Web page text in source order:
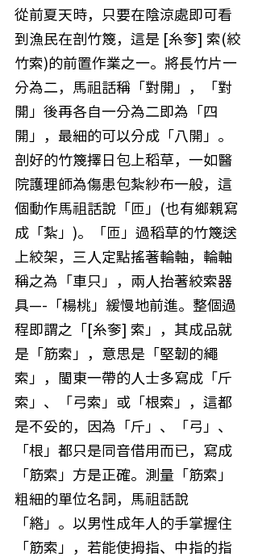
從前夏天時，只要在陰涼處即可看
到漁民在剖竹篾，這是 [糸奓] 索(絞
竹索)的前置作業之一。將長竹片一
分為二，馬祖話稱「對開」，「對
開」後再各自一分為二即為「四
開」，最細的可以分成「八開」。
剖好的竹篾擇日包上稻草，一如醫
院護理師為傷患包紮紗布一般，這
個動作馬祖話說「匝」(也有鄉親寫
成「紮」)。「匝」過稻草的竹篾送
上絞架，三人定點搖著輪軸，輪軸
稱之為「車只」，兩人抬著絞索器
具—-「楊桃」緩慢地前進。整個過
程即謂之「[糸奓] 索」，其成品就
是「筋索」，意思是「堅韌的繩
索」，閩東一帶的人士多寫成「斤
索」、「弓索」或「根索」，這都
是不妥的，因為「斤」、「弓」、
「根」都只是同音借用而已，寫成
「筋索」方是正確。測量「筋索」
粗細的單位名詞，馬祖話說
「綹」。以男性成年人的手掌握住
「筋索」，若能使拇指、中指的指